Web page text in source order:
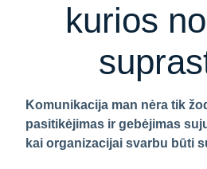
kurios
Komunikacija man nėra tik
pasitikėjimas ir gebėjimas
kai organizacijai svarbu būti